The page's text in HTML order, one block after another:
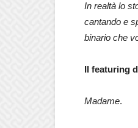
In realtà lo
cantando e
binario che
Il featuring
Madame.